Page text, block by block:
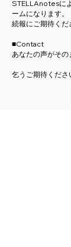
STELLAnotesに
ームになります。
続報にご期待くだ
■Contact
あなたの声がその
乞うご期待くださ